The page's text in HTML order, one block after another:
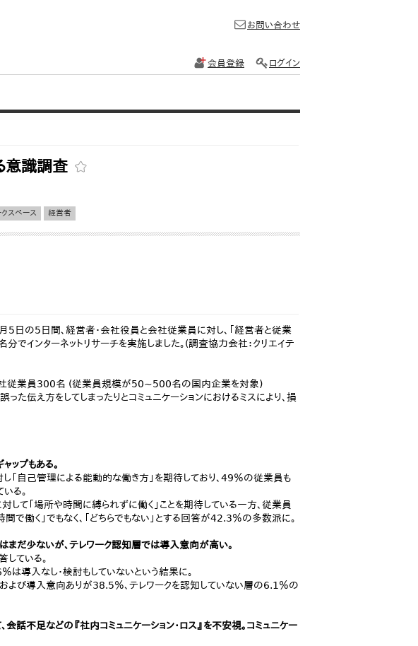
お問い合わせ
会員登録 ログイン
意識調査
クスペース 経営者
日の5日間、経営者・会社役員と会社従業員に対し、「経営者と従業
インターネットリサーチを実施しました。(調査協力会社：クリエイテ
従業員300名 (従業員規模が50~500名の国内企業を対象)
った伝え方をしてしまったりとコミュニケーションにおけるミスにより、損
プもある。
「自己管理による能動的な働き方」を期待しており、49％の従業員も
る。
して「場所や時間に縛られずに働く」ことを期待している一方、従業員
で働く」でもなく、「どちらでもない」とする回答が42.3％の多数派に。
まだ少ないが、テレワーク認知層では導入意向が高い。
している。
導入なし・検討もしていないという結果に。
および導入意向ありが38.5％、テレワークを認知していない層の6.1％の
話不足などの『社内コミュニケーション・ロス』を不安視。コミュニケー